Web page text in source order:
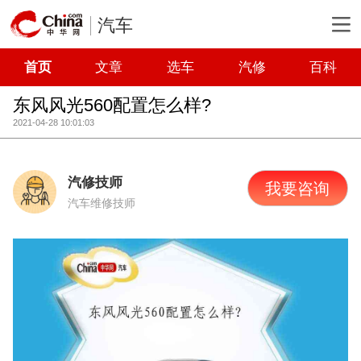
汽车
首页 文章 选车 汽修 百科
东风风光560配置怎么样?
2021-04-28 10:01:03
汽修技师
汽车维修技师
我要咨询